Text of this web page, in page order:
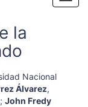
la
Nacional
Álvarez,
; John Fredy